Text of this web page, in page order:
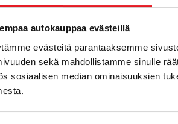
autokauppaa evästeillä
evästeitä parantaaksemme
sekä mahdollistamme sinulle
sosiaalisen median ominaisuuksien
Omedelbart
114 900 €
från 754 € /